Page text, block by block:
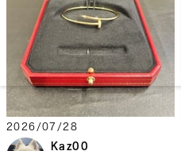
2026/07/28
Kaz00